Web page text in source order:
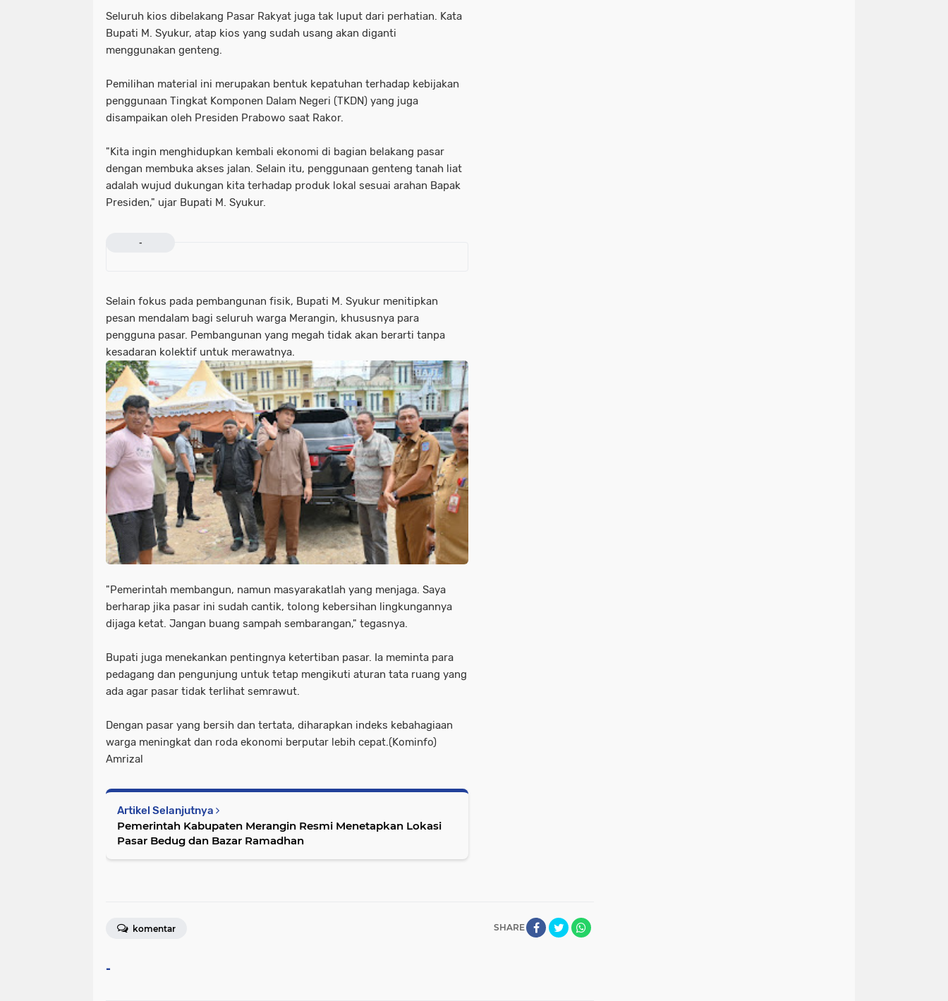
Seluruh kios dibelakang Pasar Rakyat juga tak luput dari perhatian. Kata
Bupati M. Syukur, atap kios yang sudah usang akan diganti
menggunakan genteng.
Pemilihan material ini merupakan bentuk kepatuhan terhadap kebijakan
penggunaan Tingkat Komponen Dalam Negeri (TKDN) yang juga
disampaikan oleh Presiden Prabowo saat Rakor.
"Kita ingin menghidupkan kembali ekonomi di bagian belakang pasar
dengan membuka akses jalan. Selain itu, penggunaan genteng tanah liat
adalah wujud dukungan kita terhadap produk lokal sesuai arahan Bapak
Presiden," ujar Bupati M. Syukur.
-
Selain fokus pada pembangunan fisik, Bupati M. Syukur menitipkan
pesan mendalam bagi seluruh warga Merangin, khususnya para
pengguna pasar. Pembangunan yang megah tidak akan berarti tanpa
kesadaran kolektif untuk merawatnya.
"Pemerintah membangun, namun masyarakatlah yang menjaga. Saya
berharap jika pasar ini sudah cantik, tolong kebersihan lingkungannya
dijaga ketat. Jangan buang sampah sembarangan," tegasnya.
Bupati juga menekankan pentingnya ketertiban pasar. Ia meminta para
pedagang dan pengunjung untuk tetap mengikuti aturan tata ruang yang
ada agar pasar tidak terlihat semrawut.
Dengan pasar yang bersih dan tertata, diharapkan indeks kebahagiaan
warga meningkat dan roda ekonomi berputar lebih cepat.(Kominfo)
Amrizal
Artikel Selanjutnya
Pemerintah Kabupaten Merangin Resmi Menetapkan Lokasi
Pasar Bedug dan Bazar Ramadhan
SHARE
komentar
-